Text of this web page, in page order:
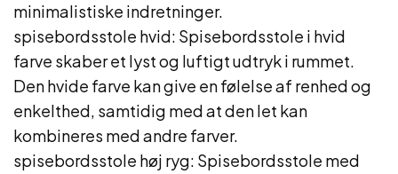
minimalistiske indretninger.
spisebordsstole hvid: Spisebordsstole i hvid
farve skaber et lyst og luftigt udtryk i rummet.
Den hvide farve kan give en følelse af renhed og
enkelthed, samtidig med at den let kan
kombineres med andre farver.
spisebordsstole høj ryg: Spisebordsstole med